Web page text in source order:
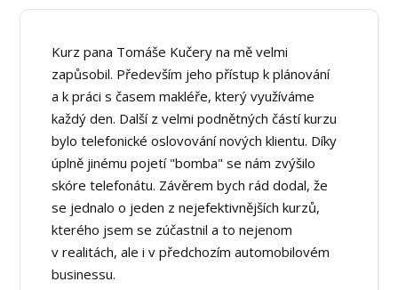
Kurz pana Tomáše Kučery na mě velmi
zapůsobil. Především jeho přístup k plánování
a k práci s časem makléře, který využíváme
každý den. Další z velmi podnětných částí kurzu
bylo telefonické oslovování nových klientu. Díky
úplně jinému pojetí "bomba" se nám zvýšilo
skóre telefonátu. Závěrem bych rád dodal, že
se jednalo o jeden z nejefektivnějších kurzů,
kterého jsem se zúčastnil a to nejenom
v realitách, ale i v předchozím automobilovém
businessu.